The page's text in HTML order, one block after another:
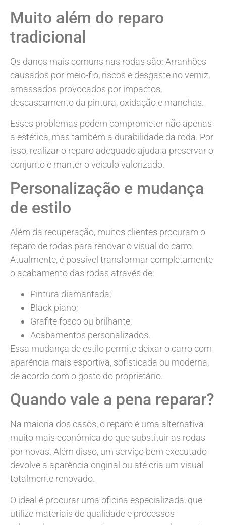
Muito além do reparo
tradicional
Os danos mais comuns nas rodas são: Arranhões
causados por meio-fio, riscos e desgaste no verniz,
amassados provocados por impactos,
descascamento da pintura, oxidação e manchas.
Esses problemas podem comprometer não apenas
a estética, mas também a durabilidade da roda. Por
isso, realizar o reparo adequado ajuda a preservar o
conjunto e manter o veículo valorizado.
Personalização e mudança
de estilo
Além da recuperação, muitos clientes procuram o
reparo de rodas para renovar o visual do carro.
Atualmente, é possível transformar completamente
o acabamento das rodas através de:
Pintura diamantada;
Black piano;
Grafite fosco ou brilhante;
Acabamentos personalizados.
Essa mudança de estilo permite deixar o carro com
aparência mais esportiva, sofisticada ou moderna,
de acordo com o gosto do proprietário.
Quando vale a pena reparar?
Na maioria dos casos, o reparo é uma alternativa
muito mais econômica do que substituir as rodas
por novas. Além disso, um serviço bem executado
devolve a aparência original ou até cria um visual
totalmente renovado.
O ideal é procurar uma oficina especializada, que
utilize materiais de qualidade e processos